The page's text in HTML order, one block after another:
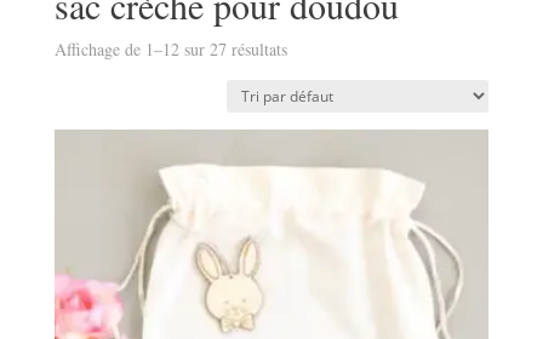
Affichage de 1–12 sur 27 résultats